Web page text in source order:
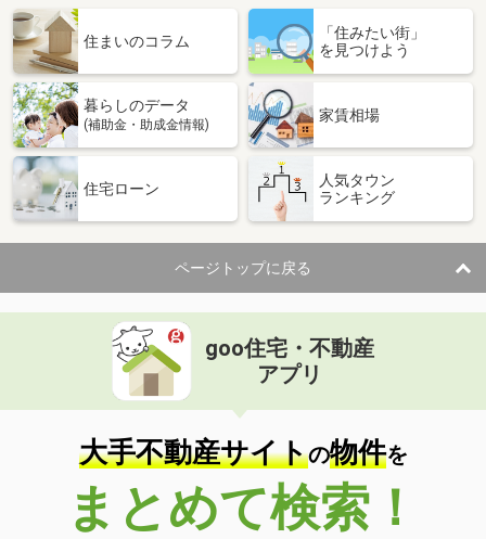
住まいのコラム
「住みたい街」
を見つけよう
暮らしのデータ
(補助金・助成金情報)
家賃相場
住宅ローン
人気タウン
ランキング
ページトップに戻る
goo住宅・不動産
アプリ
大手不動産サイトの物件を
まとめて検索！